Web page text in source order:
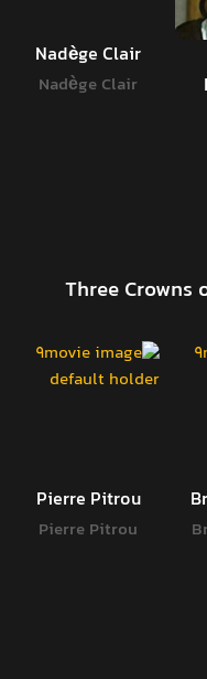
Nadège Clair
Nadège Clair
Pierre Pitrou
Pierre Pitrou